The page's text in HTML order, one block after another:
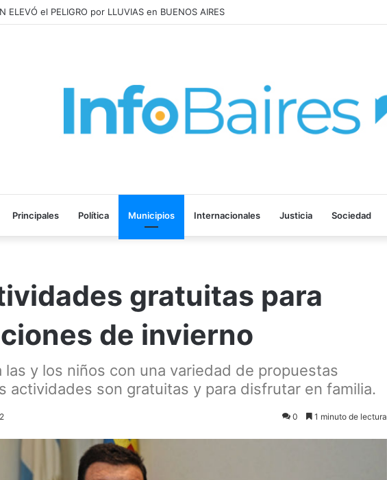
en CABA AUMENTARON 1,6% en JULIO: 17,5% en 2026
Principales Política Municipios Internacionales Justicia Sociedad
gratuitas para
de invierno
las y los niños con una variedad de propuestas
actividades son gratuitas y para disfrutar en familia.
0 1 minuto de lectura